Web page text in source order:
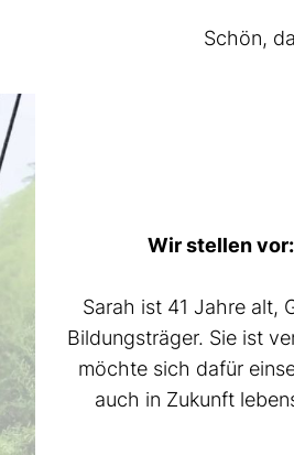
Schön,
Wir stellen vor:
Sarah ist 41 Jahre alt,
Bildungsträger. Sie ist
möchte sich dafür
auch in Zukunft